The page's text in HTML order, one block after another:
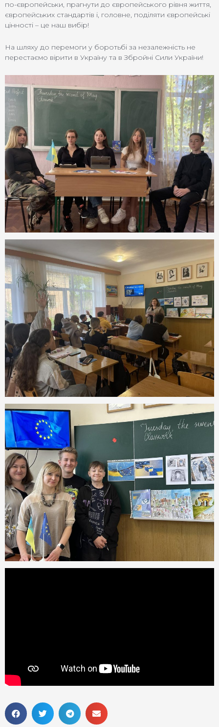
по-європейськи, прагнути до європейського рівня життя,
європейських стандартів і, головне, поділяти європейські
цінності – це наш вибір!
На шляху до перемоги у боротьбі за незалежність не
перестаємо вірити в Україну та в Збройні Сили України!